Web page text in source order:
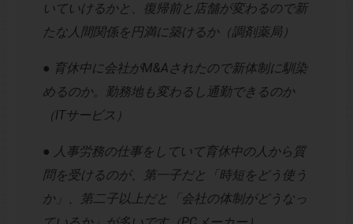
いていけるかと、復帰前と店舗が変わるので新
たな人間関係を円満に築けるか（調剤薬局）
● 育休中に会社がM&Aされたので新体制に馴染
めるのか。勤務地も変わるし通勤できるのか
（ITサービス）
● 人事労務の仕事をしていて育休中の人から質
問を受けるのが、第一子だと「時短をどう使う
か」、第二子以上だと「会社の体制がどうなっ